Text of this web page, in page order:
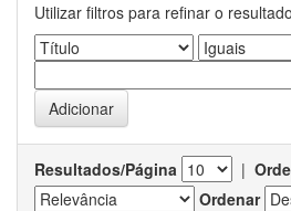
Utilizar filtros para refinar o
Resultados/Página |
Ordenar